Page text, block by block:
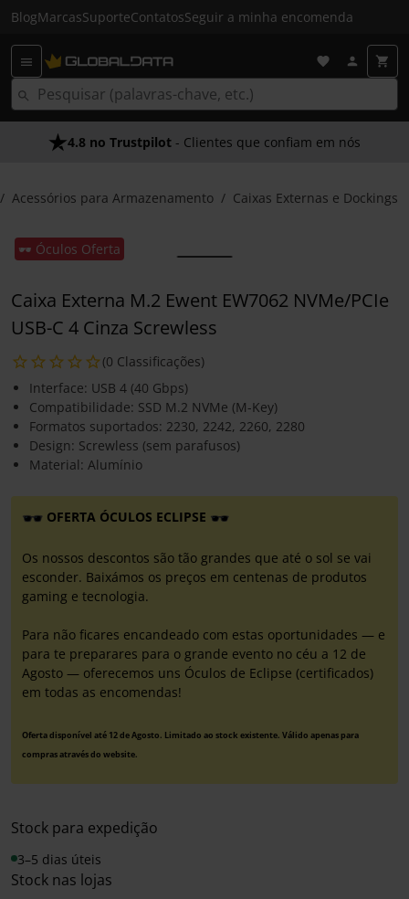
BlogMarcasSuporteContatosSeguir a minha encomenda
4.8 no Trustpilot - Clientes que confiam em nós
Acessórios para Armazenamento Caixas Externas e Dockings
🕶️ Óculos Oferta
Caixa Externa M.2 Ewent EW7062 NVMe/PCIe
USB-C 4 Cinza Screwless
(0 Classificações)
Interface: USB 4 (40 Gbps)
Compatibilidade: SSD M.2 NVMe (M-Key)
Formatos suportados: 2230, 2242, 2260, 2280
Design: Screwless (sem parafusos)
Material: Alumínio
OFERTA ÓCULOS ECLIPSE
Os nossos descontos são tão grandes que até o sol se vai
esconder. Baixámos os preços em centenas de produtos
gaming e tecnologia.
Para não ficares encandeado com estas oportunidades — e
para te preparares para o grande evento no céu a 12 de
Agosto — oferecemos uns Óculos de Eclipse (certificados)
em todas as encomendas!
Oferta disponível até 12 de Agosto. Limitado ao stock existente. Válido apenas para
compras através do website.
Stock para expedição
3–5 dias úteis
Stock nas lojas